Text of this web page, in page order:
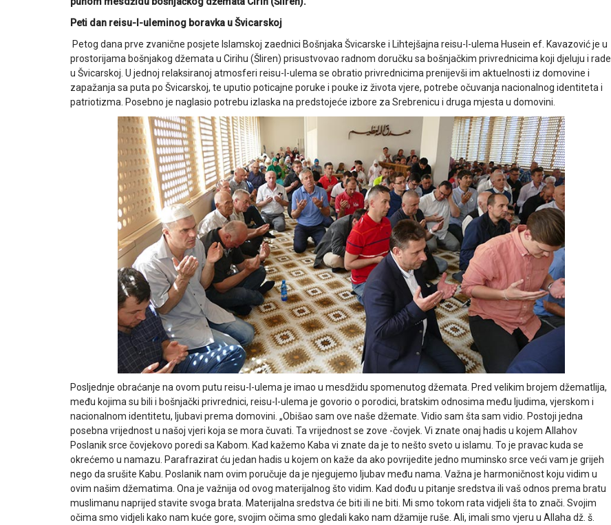
Peti dan reisu-l-uleminog boravka u Švicarskoj
Petog dana prve zvanične posjete Islamskoj zaednici Bošnjaka Švicarske i Lihtejšajna reisu-l-ulema Husein ef. Kavazović je u
prostorijama bošnjakog džemata u Cirihu (Šliren) prisustvovao radnom doručku sa bošnjačkim privrednicima koji djeluju i rade
u Švicarskoj. U jednoj relaksiranoj atmosferi reisu-l-ulema se obratio privrednicima prenijevši im aktuelnosti iz domovine i
zapažanja sa puta po Švicarskoj, te uputio poticajne poruke i pouke iz života vjere, potrebe očuvanja nacionalnog identiteta i
patriotizma. Posebno je naglasio potrebu izlaska na predstojeće izbore za Srebrenicu i druga mjesta u domovini.
Posljednje obraćanje na ovom putu reisu-l-ulema je imao u mesdžidu spomenutog džemata. Pred velikim brojem džematlija,
među kojima su bili i bošnjački privrednici, reisu-l-ulema je govorio o porodici, bratskim odnosima među ljudima, vjerskom i
nacionalnom identitetu, ljubavi prema domovini. „Obišao sam ove naše džemate. Vidio sam šta sam vidio. Postoji jedna
posebna vrijednost u našoj vjeri koja se mora čuvati. Ta vrijednost se zove -čovjek. Vi znate onaj hadis u kojem Allahov
Poslanik srce čovjekovo poredi sa Kabom. Kad kažemo Kaba vi znate da je to nešto sveto u islamu. To je pravac kuda se
okrećemo u namazu. Parafrazirat ću jedan hadis u kojem on kaže da ako povrijedite jedno muminsko srce veći vam je grijeh
nego da srušite Kabu. Poslanik nam ovim poručuje da je njegujemo ljubav među nama. Važna je harmoničnost koju vidim u
ovim našim džematima. Ona je važnija od ovog materijalnog što vidim. Kad dođu u pitanje sredstva ili vaš odnos prema bratu
muslimanu naprijed stavite svoga brata. Materijalna sredstva će biti ili ne biti. Mi smo tokom rata vidjeli šta to znači. Svojim
očima smo vidjeli kako nam kuće gore, svojim očima smo gledali kako nam džamije ruše. Ali, imali smo vjeru u Allaha dž. š.